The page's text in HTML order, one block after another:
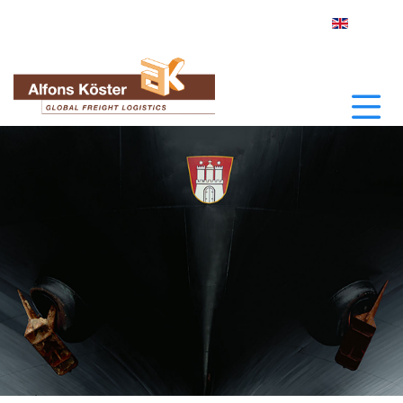
Sprache